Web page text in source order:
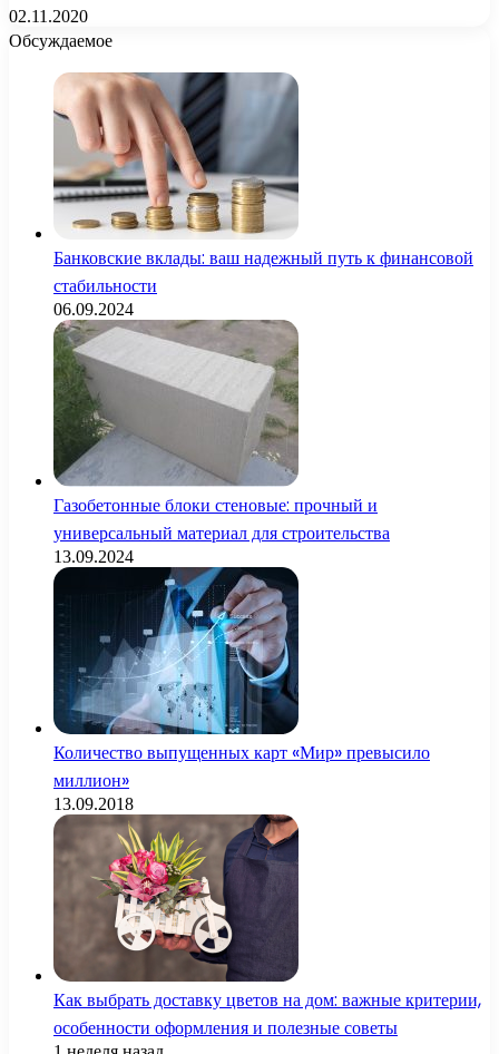
02.11.2020
Обсуждаемое
Банковские вклады: ваш надежный путь к финансовой
стабильности
06.09.2024
Газобетонные блоки стеновые: прочный и
универсальный материал для строительства
13.09.2024
Количество выпущенных карт «Мир» превысило
миллион»
13.09.2018
Как выбрать доставку цветов на дом: важные критерии,
особенности оформления и полезные советы